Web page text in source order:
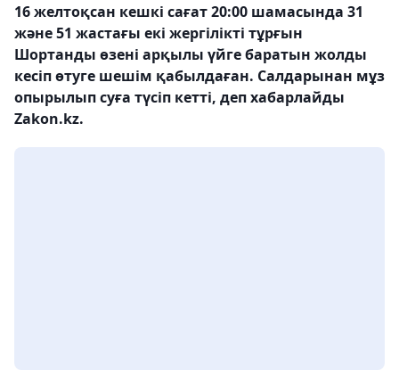
16 желтоқсан кешкі сағат 20:00 шамасында 31
және 51 жастағы екі жергілікті тұрғын
Шортанды өзені арқылы үйге баратын жолды
кесіп өтуге шешім қабылдаған. Салдарынан мұз
опырылып суға түсіп кетті, деп хабарлайды
Zakon.kz.